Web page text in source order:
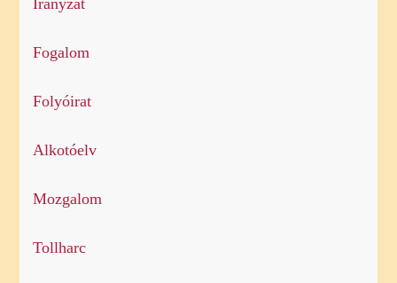
Irányzat
Fogalom
Folyóirat
Alkotóelv
Mozgalom
Tollharc